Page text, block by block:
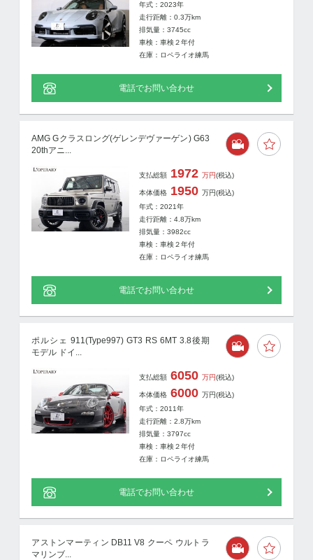
年式：2023年
走行距離：0.3万km
排気量：3745cc
車検：車検２年付
在庫：ロペライオ練馬
電話でお問い合わせ
AMG Gクラスロング(ゲレンデヴァーゲン) G63
20thアニ...
支払総額 1972 万円(税込)
本体価格 1950 万円(税込)
年式：2021年
走行距離：4.8万km
排気量：3982cc
車検：車検２年付
在庫：ロペライオ練馬
電話でお問い合わせ
ポルシェ 911(Type997) GT3 RS 6MT 3.8後期
モデル ドイ...
支払総額 6050 万円(税込)
本体価格 6000 万円(税込)
年式：2011年
走行距離：2.8万km
排気量：3797cc
車検：車検２年付
在庫：ロペライオ練馬
電話でお問い合わせ
アストンマーティン DB11 V8 クーペ ウルトラ
マリンブ...